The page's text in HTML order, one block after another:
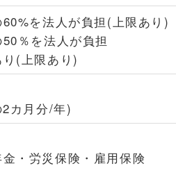
を法人が負担(上限あり)
％を法人が負担
(上限あり)
カ月分/年)
・労災保険・雇用保険